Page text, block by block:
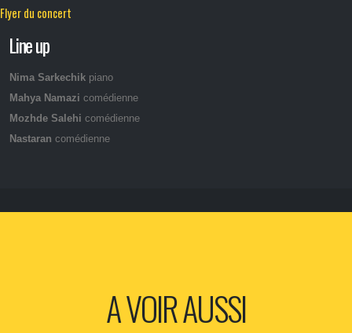
Flyer du concert
Line up
Nima Sarkechik piano
Mahya Namazi comédienne
Mozhde Salehi comédienne
Nastaran comédienne
A VOIR AUSSI